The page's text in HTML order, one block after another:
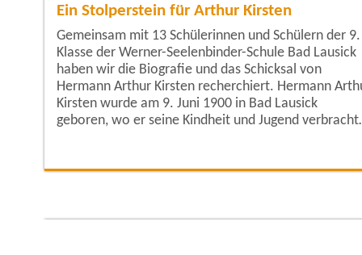
Ein Stolperstein für Arthur Kirsten
Gemeinsam mit 13 Schülerinnen und Schülern der 9.
Klasse der Werner-Seelenbinder-Schule Bad Lausick
haben wir die Biografie und das Schicksal von
Hermann Arthur Kirsten recherchiert. Hermann Arthur
Kirsten wurde am 9. Juni 1900 in Bad Lausick
geboren, wo er seine Kindheit und Jugend
Kommunistischen Partei Deutschlands (KPD) und